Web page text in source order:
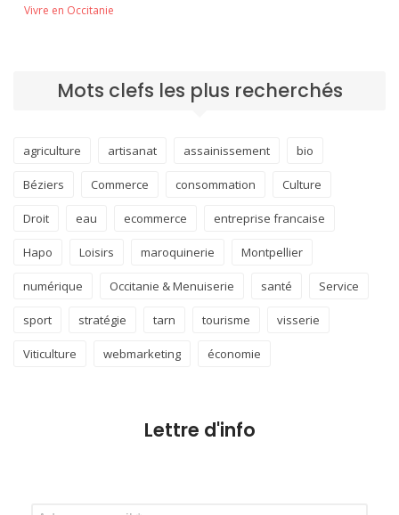
Vivre en Occitanie
Mots clefs les plus recherchés
agriculture artisanat assainissement bio
Béziers Commerce consommation Culture
Droit eau ecommerce entreprise francaise
Hapo Loisirs maroquinerie Montpellier
numérique Occitanie & Menuiserie santé Service
sport stratégie tarn tourisme visserie
Viticulture webmarketing économie
Lettre d'info